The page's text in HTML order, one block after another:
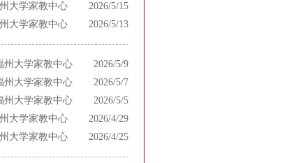
大学家教中心
2026/5/15
大学家教中心
2026/5/13
州大学家教中心 2026/5/9
州大学家教中心
2026/5/7
州大学家教中心
2026/5/5
大学家教中心
2026/4/29
大学家教中心
2026/4/25